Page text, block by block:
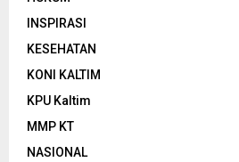
INSPIRASI
KESEHATAN
KONI KALTIM
KPU Kaltim
MMP KT
NASIONAL